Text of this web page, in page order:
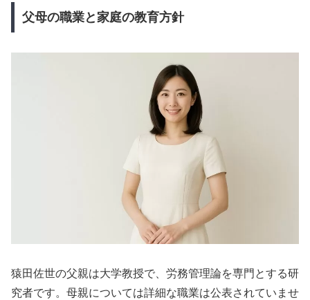
父母の職業と家庭の教育方針
猿田佐世の父親は大学教授で、労務管理論を専門とする研
究者です。母親については詳細な職業は公表されていませ